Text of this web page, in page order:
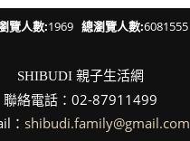
覽人數:1969 總瀏覽人數:6081555
SHIBUDI 親子生活網
聯絡電話：02-87911499
： shibudi.family@gmail.com